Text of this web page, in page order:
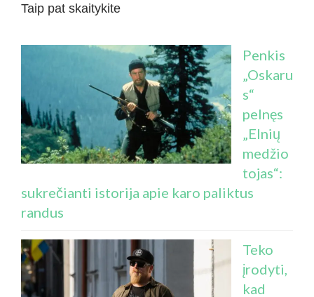
Taip pat skaitykite
Penkis
„Oskaru
s“
pelnęs
„Elnių
medžio
tojas“:
sukrečianti istorija apie karo paliktus
randus
Teko
įrodyti,
kad